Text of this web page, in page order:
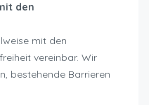
den
mit den
vereinbar. Wir
bestehende Barrieren